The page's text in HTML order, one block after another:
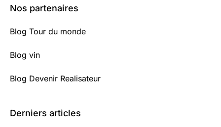
Nos partenaires
Blog Tour du monde
Blog vin
Blog Devenir Realisateur
Derniers articles